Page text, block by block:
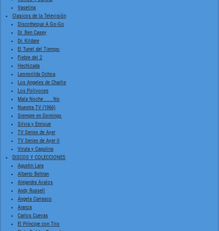
Vaselina
Clasicos de la Televisión
Discotheque A Go-Go
Dr. Ben Casey
Dr. Kildare
El Tunel del Tiempo
Fiebre del 2
Hechizada
Leonorilda Ochoa
Los Angeles de Charlie
Los Polivoces
Mala Noche . . . No
Nuestra TV (1966)
Siempre en Domingo
Silvia y Enrique
TV Series de Ayer
TV Series de Ayer II
Viruta y Capulina
DISCOS Y COLECCIONES
Agustin Lara
Alberto Beltran
Alejandra Avalos
Andy Russell
Ángela Carrasco
Aranza
Carlos Cuevas
El Príncipe con Trio